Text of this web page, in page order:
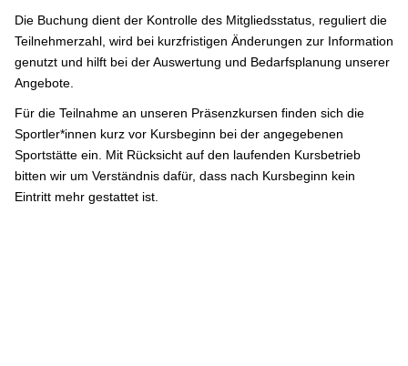
Die Buchung dient der Kontrolle des Mitgliedsstatus, reguliert die
Teilnehmerzahl, wird bei kurzfristigen Änderungen zur Information
genutzt und hilft bei der Auswertung und Bedarfsplanung unserer
Angebote.
Für die Teilnahme an unseren Präsenzkursen finden sich die
Sportler*innen kurz vor Kursbeginn bei der angegebenen
Sportstätte ein. Mit Rücksicht auf den laufenden Kursbetrieb
bitten wir um Verständnis dafür, dass nach Kursbeginn kein
Eintritt mehr gestattet ist.